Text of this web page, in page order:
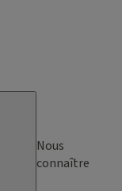
Nous
connaître